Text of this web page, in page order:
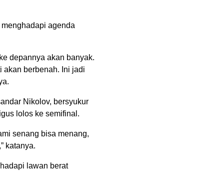
agenda
depannya akan banyak.
akan berbenah. Ini jadi
Nikolov, bersyukur
lolos ke semifinal.
senang bisa menang,
katanya.
lawan berat